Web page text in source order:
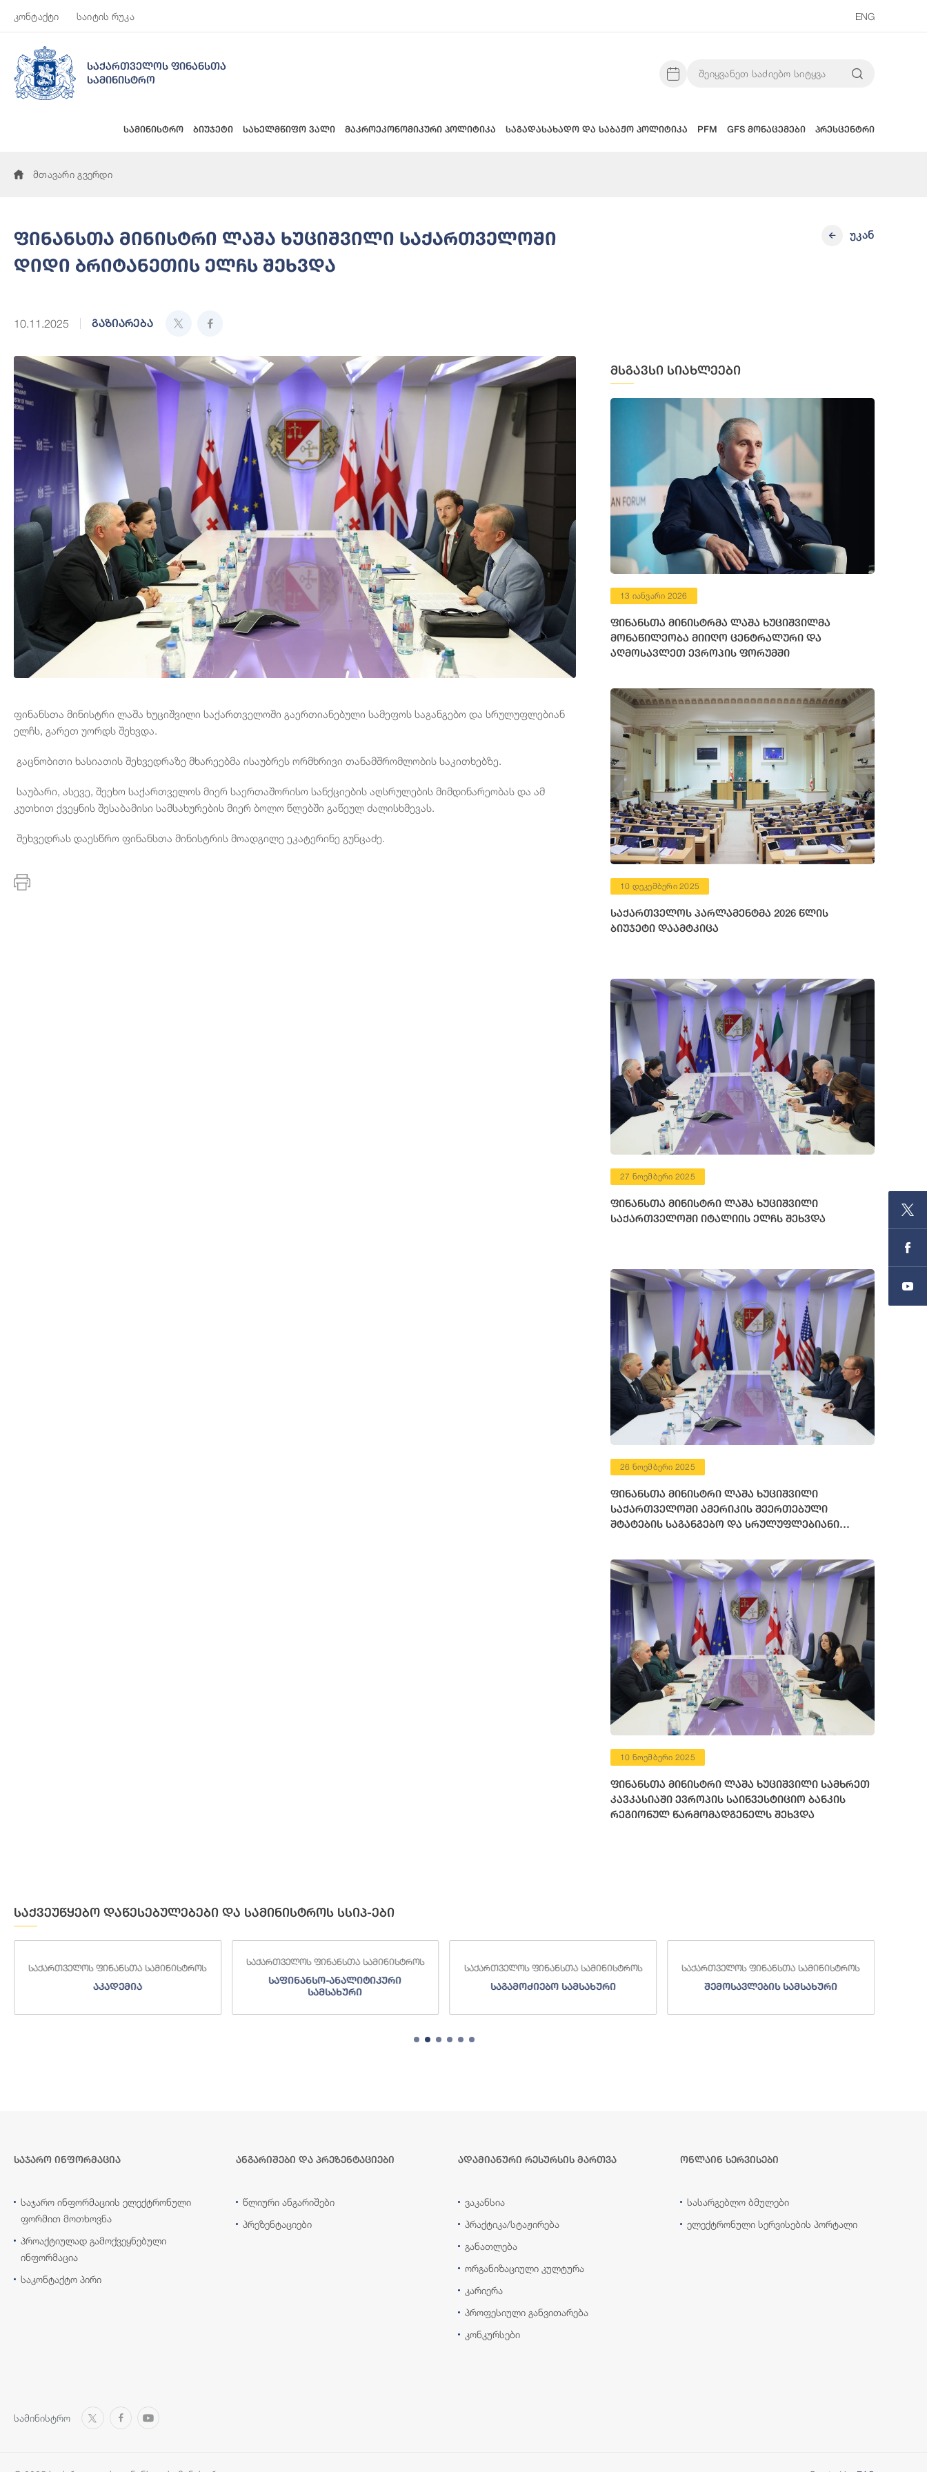
კონტაქტი საიტის რუკა ENG
საქართველოს ფინანსთა
სამინისტრო
სამინისტრო ბიუჯეტი სახელმწიფო ვალი მაკროეკონომიკური პოლიტიკა საგადასახადო და საბაჟო პოლიტიკა PFM GFS მონაცემები პრესცენტრი
მთავარი გვერდი
ფინანსთა მინისტრი ლაშა ხუციშვილი საქართველოში
დიდი ბრიტანეთის ელჩს შეხვდა
10.11.2025 გაზიარება
უკან
ფინანსთა მინისტრი ლაშა ხუციშვილი საქართველოში გაერთიანებული სამეფოს საგანგებო და სრულუფლებიან
ელჩს, გარეთ უორდს შეხვდა.
გაცნობითი ხასიათის შეხვედრაზე მხარეებმა ისაუბრეს ორმხრივი თანამშრომლობის საკითხებზე.
საუბარი, ასევე, შეეხო საქართველოს მიერ საერთაშორისო სანქციების აღსრულების მიმდინარეობას და ამ
კუთხით ქვეყნის შესაბამისი სამსახურების მიერ ბოლო წლებში გაწეულ ძალისხმევას.
შეხვედრას დაესწრო ფინანსთა მინისტრის მოადგილე ეკატერინე გუნცაძე.
მსგავსი სიახლეები
13 იანვარი 2026
ფინანსთა მინისტრმა ლაშა ხუციშვილმა
მონაწილეობა მიიღო ცენტრალური და
აღმოსავლეთ ევროპის ფორუმში
10 დეკემბერი 2025
საქართველოს პარლამენტმა 2026 წლის
ბიუჯეტი დაამტკიცა
27 ნოემბერი 2025
ფინანსთა მინისტრი ლაშა ხუციშვილი
საქართველოში იტალიის ელჩს შეხვდა
26 ნოემბერი 2025
ფინანსთა მინისტრი ლაშა ხუციშვილი
საქართველოში ამერიკის შეერთებული
შტატების საგანგებო და სრულუფლებიანი
10 ნოემბერი 2025
ფინანსთა მინისტრი ლაშა ხუციშვილი სამხრეთ
კავკასიაში ევროპის საინვესტიციო ბანკის
რეგიონულ წარმომადგენელს შეხვდა
საქვეუწყებო დაწესებულებები და სამინისტროს სსიპ-ები
საფინანსო-ანალიტიკური
სამსახური
საქართველოს ფინანსთა სამინისტროს
საგამოძიებო სამსახური
საქართველოს ფინანსთა სამინისტროს
შემოსავლების სამსახური
საქართველოს ფინანსთა სამინისტროს
სახელმწიფო ხაზინა
საჯარო ინფორმაცია
საჯარო ინფორმაციის ელექტრონული
ფორმით მოთხოვნა
პროაქტიულად გამოქვეყნებული
ინფორმაცია
საკონტაქტო პირი
ანგარიშები და პრეზენტაციები
წლიური ანგარიშები
პრეზენტაციები
ადამიანური რესურსის მართვა
ვაკანსია
პრაქტიკა/სტაჟირება
განათლება
ორგანიზაციული კულტურა
კარიერა
პროფესიული განვითარება
კონკურსები
ონლაინ სერვისები
სასარგებლო ბმულები
ელექტრონული სერვისების პორტალი
სამინისტრო